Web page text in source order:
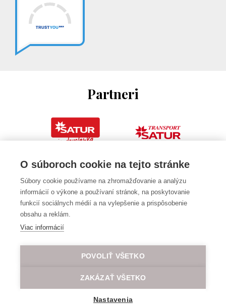
Partneri
O súboroch cookie na tejto stránke
Súbory cookie používame na zhromažďovanie a analýzu
informácií o výkone a používaní stránok, na poskytovanie
funkcií sociálnych médií a na vylepšenie a prispôsobenie
obsahu a reklám.
Viac informácií
POVOLIŤ VŠETKO
ZAKÁZAŤ VŠETKO
Nastavenia